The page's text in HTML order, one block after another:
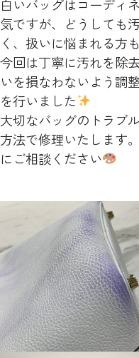
白いバッグはコーディ
気ですが、どうしても
く、扱いに悩まれる方
今回は丁寧に汚れを除
いを損なわないよう調
を行いました
大切なバッグのトラブ
方法で修理いたします
にご相談ください